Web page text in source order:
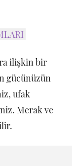
ilişkin bir
gücünüzün
ufak
Merak ve